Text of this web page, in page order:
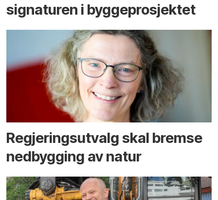
signaturen i bygge­­prosjektet
Regjerings­utvalg skal bremse
ned­bygging av natur